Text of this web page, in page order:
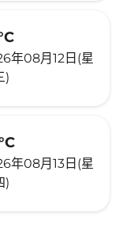
年08月12日(星
)
年08月13日(星
)